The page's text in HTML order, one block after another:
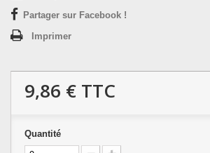
Partager sur Facebook !
Imprimer
9,86 € TTC
Quantité